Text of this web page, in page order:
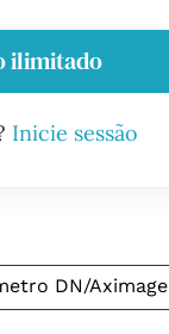
ilimitado
Inicie sessão
DN/Aximage